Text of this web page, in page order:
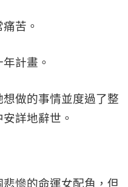
苦。
計畫。
做的事情並度過了整
詳地辭世。
慘的命運女配角，但